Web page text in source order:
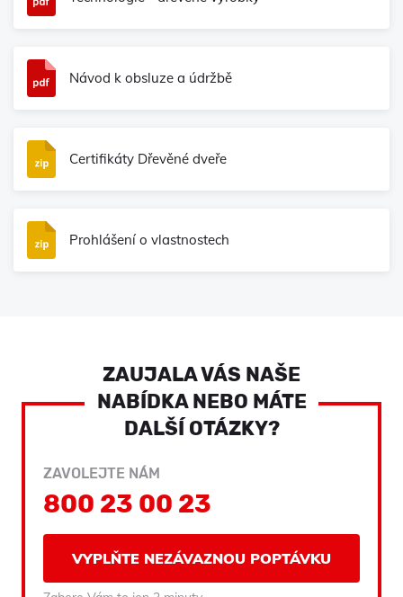
Návod k obsluze a údržbě
Certifikáty Dřevěné dveře
Prohlášení o vlastnostech
ZAUJALA VÁS NAŠE
NABÍDKA NEBO MÁTE
DALŠÍ OTÁZKY?
ZAVOLEJTE NÁM
800 23 00 23
VYPLŇTE NEZÁVAZNOU POPTÁVKU